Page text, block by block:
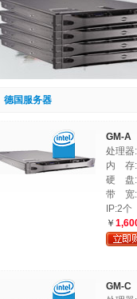
德国服务器
GM-A
处理器
内 存
硬 盘
带 宽
IP:2个
￥
GM-C